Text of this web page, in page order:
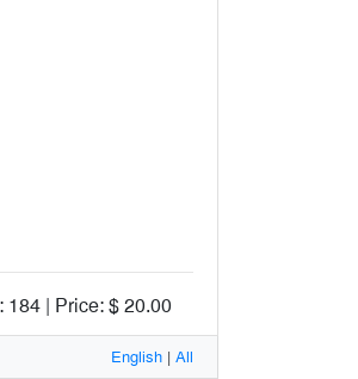
184 | Price: $ 20.00
English | All